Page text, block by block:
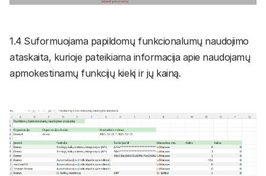
1.4 Suformuojama papildomų funkcionalumų naudojimo
ataskaita, kurioje pateikiama informacija apie naudojamų
apmokestinamų funkcijų kiekį ir jų kainą.